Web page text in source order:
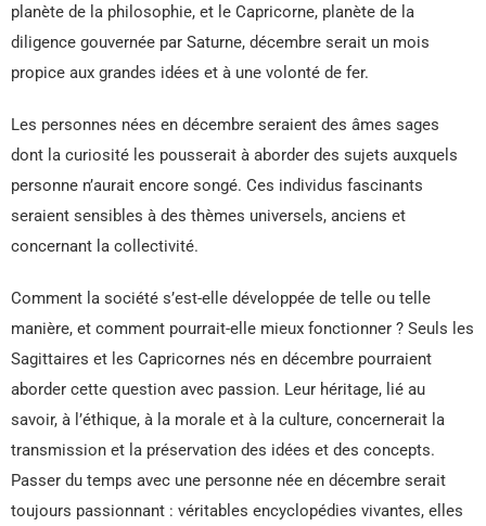
planète de la philosophie, et le Capricorne, planète de la
diligence gouvernée par Saturne, décembre serait un mois
propice aux grandes idées et à une volonté de fer.
Les personnes nées en décembre seraient des âmes sages
dont la curiosité les pousserait à aborder des sujets auxquels
personne n’aurait encore songé. Ces individus fascinants
seraient sensibles à des thèmes universels, anciens et
concernant la collectivité.
Comment la société s’est-elle développée de telle ou telle
manière, et comment pourrait-elle mieux fonctionner ? Seuls les
Sagittaires et les Capricornes nés en décembre pourraient
aborder cette question avec passion. Leur héritage, lié au
savoir, à l’éthique, à la morale et à la culture, concernerait la
transmission et la préservation des idées et des concepts.
Passer du temps avec une personne née en décembre serait
toujours passionnant : véritables encyclopédies vivantes, elles